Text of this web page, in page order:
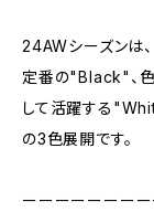
24AWシーズンは、
定番の"Black"、
して活躍する
の3色展開です。
ーーーーーーー